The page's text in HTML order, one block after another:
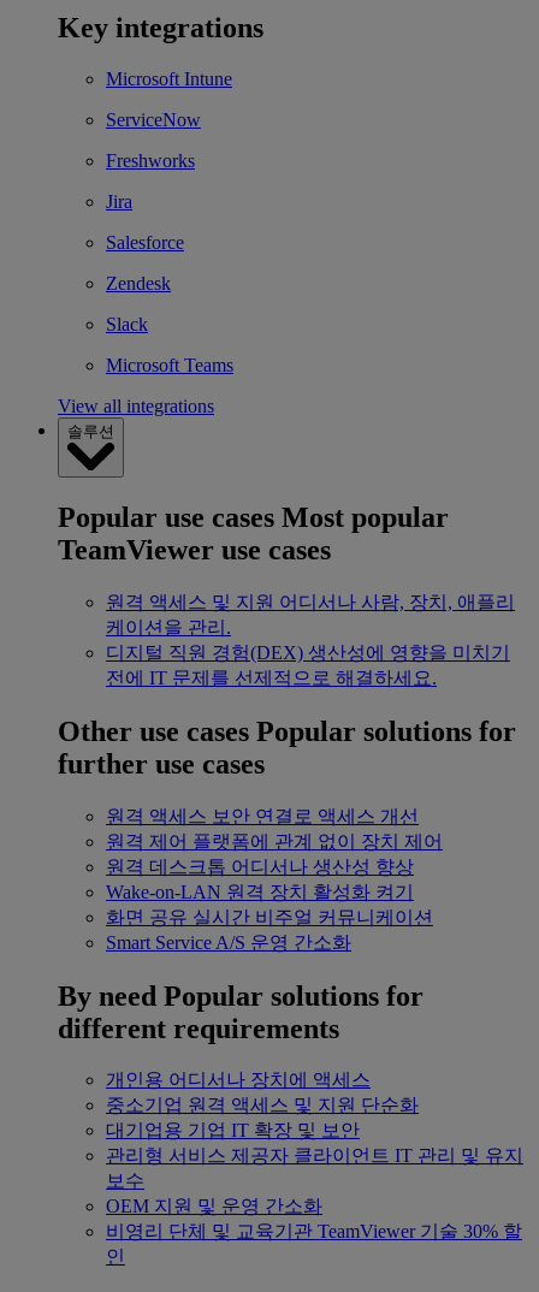
Key integrations
Microsoft Intune
ServiceNow
Freshworks
Jira
Salesforce
Zendesk
Slack
Microsoft Teams
View all integrations
솔루션
Popular use cases Most popular
TeamViewer use cases
원격 액세스 및 지원 어디서나 사람, 장치, 애플리
케이션을 관리.
디지털 직원 경험(DEX) 생산성에 영향을 미치기
전에 IT 문제를 선제적으로 해결하세요.
Other use cases Popular solutions for
further use cases
원격 액세스 보안 연결로 액세스 개선
원격 제어 플랫폼에 관계 없이 장치 제어
원격 데스크톱 어디서나 생산성 향상
Wake-on-LAN 원격 장치 활성화 켜기
화면 공유 실시간 비주얼 커뮤니케이션
Smart Service A/S 운영 간소화
By need Popular solutions for
different requirements
개인용 어디서나 장치에 액세스
중소기업 원격 액세스 및 지원 단순화
대기업용 기업 IT 확장 및 보안
관리형 서비스 제공자 클라이언트 IT 관리 및 유지
보수
OEM 지원 및 운영 간소화
비영리 단체 및 교육기관 TeamViewer 기술 30% 할
인